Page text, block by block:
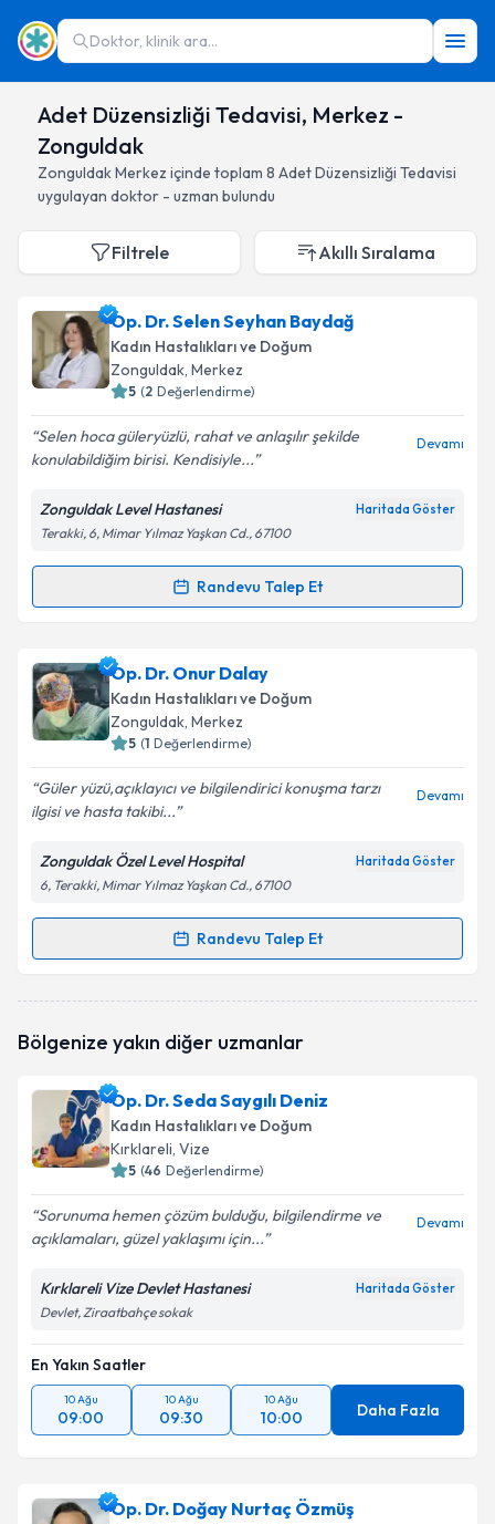
Doktor, klinik ara...
Adet Düzensizliği Tedavisi, Merkez -
Zonguldak
ZonguldakMerkez içinde toplam 8 Adet Düzensizliği Tedavisi
uygulayan doktor - uzman bulundu
Filtrele Akıllı Sıralama
Op. Dr. Selen Seyhan Baydağ
Kadın Hastalıkları ve Doğum
Zonguldak, Merkez
5 (2 Değerlendirme)
Selen hoca güleryüzlü, rahat ve anlaşılır şekilde
konulabildiğim birisi. Kendisiyle...
Devamı
Zonguldak Level Hastanesi Haritada Göster
Terakki, 6, Mimar Yılmaz Yaşkan Cd., 67100
Randevu Talep Et
Randevu Takvimi Talebi
Op. Dr. Selen Seyhan Baydağ
talebi oluşturun. Size bu uzmandan randevu almanız
için bir takvim hazırlandığında e-posta ile
bilgilendireceğiz.
E-posta Adresiniz
Kişisel verilerimin işlenmesine ilişkin
Metni'ni okudum ve kişisel verilerimin belirtilen
kapsamda işlenmesini kabul ediyorum.
Takvim Talebini Gönder
Op. Dr. Onur Dalay
Kadın Hastalıkları ve Doğum
Zonguldak, Merkez
5 (1 Değerlendirme)
Güler yüzü,açıklayıcı ve bilgilendirici konuşma tarzı
ilgisi ve hasta takibi...
Devamı
Zonguldak Özel Level Hospital Haritada Göster
6, Terakki, Mimar Yılmaz Yaşkan Cd., 67100
Randevu Talep Et
Randevu Takvimi Talebi
oluşturun. Size bu uzmandan randevu almanız için bir
E-posta Adresiniz
Kişisel verilerimin işlenmesine ilişkinAydınlatma
Metni'ni okudum ve kişisel verilerimin belirtilen
Bölgenize yakın diğer uzmanlar
Op. Dr. Seda Saygılı Deniz
Kadın Hastalıkları ve Doğum
Kırklareli, Vize
5 (46 Değerlendirme)
Sorunuma hemen çözüm bulduğu, bilgilendirme ve
açıklamaları, güzel yaklaşımı için...
Devamı
Kırklareli Vize Devlet Hastanesi Haritada Göster
Devlet, Ziraatbahçe sokak
En Yakın Saatler
10 Ağu
09:00
10 Ağu
09:30
10 Ağu
10:00 Daha Fazla
Op. Dr. Doğay Nurtaç Özmüş